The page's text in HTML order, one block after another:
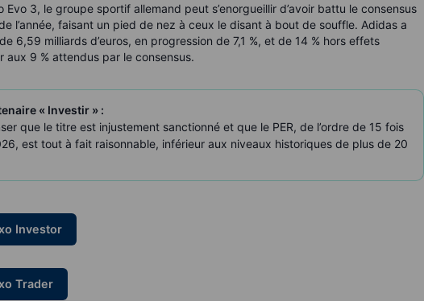
Evo 3, le groupe sportif allemand peut s’enorgueillir d’avoir battu le consensus
l’année, faisant un pied de nez à ceux le disant à bout de souffle. Adidas a
6,59 milliards d’euros, en progression de 7,1 %, et de 14 % hors effets
aux 9 % attendus par le consensus.
« Investir » :
que le titre est injustement sanctionné et que le PER, de l’ordre de 15 fois
est tout à fait raisonnable, inférieur aux niveaux historiques de plus de 20
Investor
Trader